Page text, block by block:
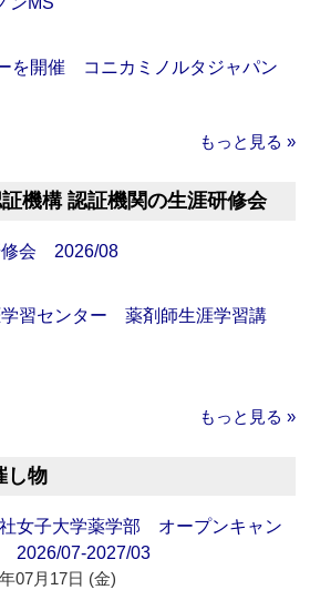
を開催 コニカミノルタジャパン
もっと見る »
機構 認証機関の生涯研修会
会 2026/08
習センター 薬剤師生涯学習講
もっと見る »
し物
女子大学薬学部 オープンキャン
2026/07-2027/03
07月17日 (金)